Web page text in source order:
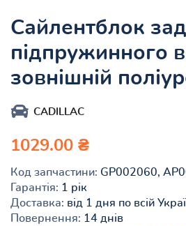
Сайлентблок
підпружинного
зовнішній
CADILLAC
1029.00 ₴
Код запчастини: GP002060,
Гарантія: 1 рік
Доставка: від 1 дня по всій
Повернення: 14 днів